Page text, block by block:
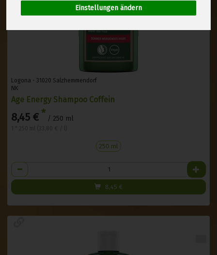
Einstellungen ändern
Logona - 31020 Salzhemmendorf
NK
Age Energy Shampoo Coffein
8,45 € * / 250 ml
250 ml
Anzahl
8,45 €